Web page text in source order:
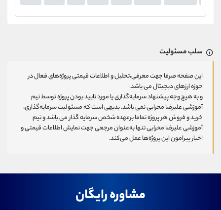
سلب مسئولیت
این صفحه صرفا جهت معرفی،تحلیل و اطلاعات قیمتی پروژه‌های فعال در
حوزه ارزهای دیجیتال می باشد.
و به هیچ وجه پیشنهاد سرمایه‌گذاری یا مورد تایید بودن پروژه توسط تیم
آموزشی علیرضا محرابی نمی باشد. بدیهی است که مسئولیت سرمایه‌گذاری،
خرید و فروش هر پروژه تماما برعهده شخص سرمایه گذار می باشد و تیم
آموزشی علیرضا محرابی تنها به‌عنوان مرجعی جهت نمایش اطلاعات قیمتی و
اخبار پیرامون این پروژه‌‌ها عمل می‌کند.
مشاوره رایگان